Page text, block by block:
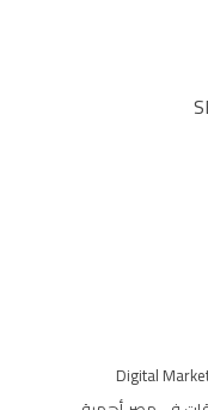
Digital